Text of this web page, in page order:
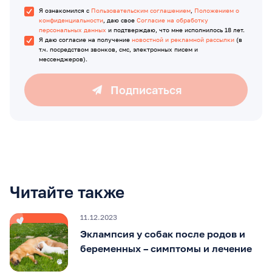
Я ознакомился с Пользовательским соглашением, Положением о
конфиденциальности, даю свое Согласие на обработку
персональных данных и подтверждаю, что мне исполнилось 18 лет.
Я даю согласие на получение новостной и рекламной рассылки (в
т.ч. посредством звонков, смс, электронных писем и
мессенджеров).
Подписаться
Читайте также
11.12.2023
Эклампсия у собак после родов и
беременных – симптомы и лечение